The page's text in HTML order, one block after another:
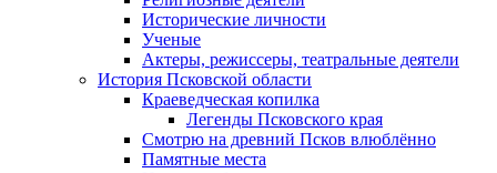
Исторические личности
Ученые
Актеры, режиссеры, театральные деятели
История Псковской области
Краеведческая копилка
Легенды Псковского края
Смотрю на древний Псков влюблённо
Памятные места